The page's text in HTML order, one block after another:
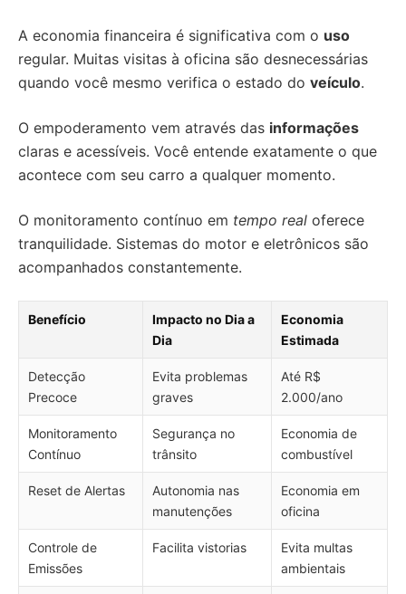
A economia financeira é significativa com o uso
regular. Muitas visitas à oficina são desnecessárias
quando você mesmo verifica o estado do veículo.
O empoderamento vem através das informações
claras e acessíveis. Você entende exatamente o que
acontece com seu carro a qualquer momento.
O monitoramento contínuo em tempo real oferece
tranquilidade. Sistemas do motor e eletrônicos são
acompanhados constantemente.
Benefício
Impacto no Dia a
Dia
Economia
Estimada
Detecção
Precoce
Evita problemas
graves
Até R$
2.000/ano
Monitoramento
Contínuo
Segurança no
trânsito
Economia de
combustível
Reset de Alertas
Autonomia nas
manutenções
Economia em
oficina
Controle de
Emissões
Facilita vistorias
Evita multas
ambientais